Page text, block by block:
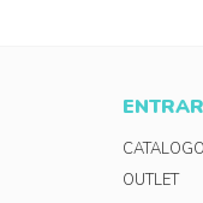
OUTLET